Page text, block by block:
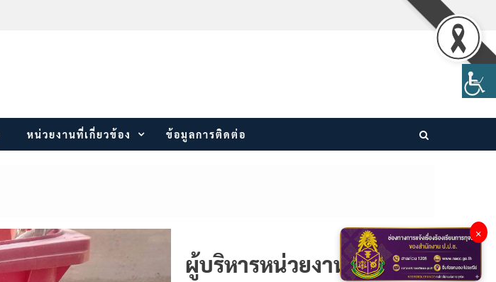
หน่วยงานที่เกี่ยวข้อง ข้อมูลการติดต่อ
ผู้บริหารหน่วยงาน
×